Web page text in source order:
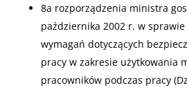
8a rozporządzenia ministra
października 2002 r. w
wymagań dotyczących
pracy w zakresie użytkowania
pracowników podczas pracy